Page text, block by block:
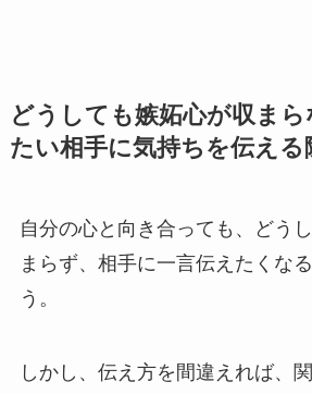
どうしても嫉妬心が収ま
たい相手に気持ちを伝える
自分の心と向き合っても、どう
まらず、相手に一言伝えたくな
う。
しかし、伝え方を間違えれば、